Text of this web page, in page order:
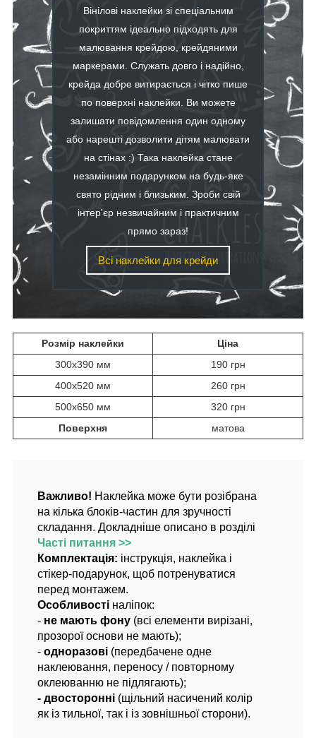
Вінілові наклейки зі спеціальним
покриттям ідеально підходять для
малювання крейдою, крейдяними
маркерами. Служать довго і надійно,
крейда добре витирається і чітко пише
по поверхні наклейки. Ви можете
залишати повідомлення один одному
або нарешті дозволити дітям малювати
на стінах :) Така наклейка стане
незамінним подарунком на будь-яке
свято рідним і близьким. Зроби свій
інтер'єр незвичайним і практичним
прямо зараз!
Всі наклейки для крейди
Розмір наклейки
Ціна
300х390 мм
190 грн
400х520 мм
260 грн
500х650 мм
320 грн
Поверхня
матова
Важливо! Наклейка може бути розібрана
на кілька блоків-частин для зручності
складання. Докладніше описано в розділі
Часті питання >>
Комплектація: інструкція, наклейка і
стікер-подарунок, щоб потренуватися
перед монтажем.
Особливості наліпок:
- не мають фону (всі елементи вирізані,
прозорої основи не мають);
- одноразові (передбачене одне
наклеювання, переносу / повторному
оклеюванню не підлягають);
- двосторонні (щільний насичений колір
як із тильної, так і із зовнішньої сторони).